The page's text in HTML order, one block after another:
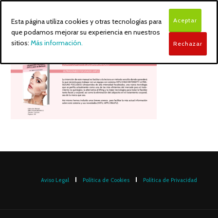
Aviso Legal Política de Cookies Política de Privacidad
Esta página utiliza cookies y otras tecnologías para
que podamos mejorar su experiencia en nuestros
sitios: Más información.
Aceptar
Rechazar